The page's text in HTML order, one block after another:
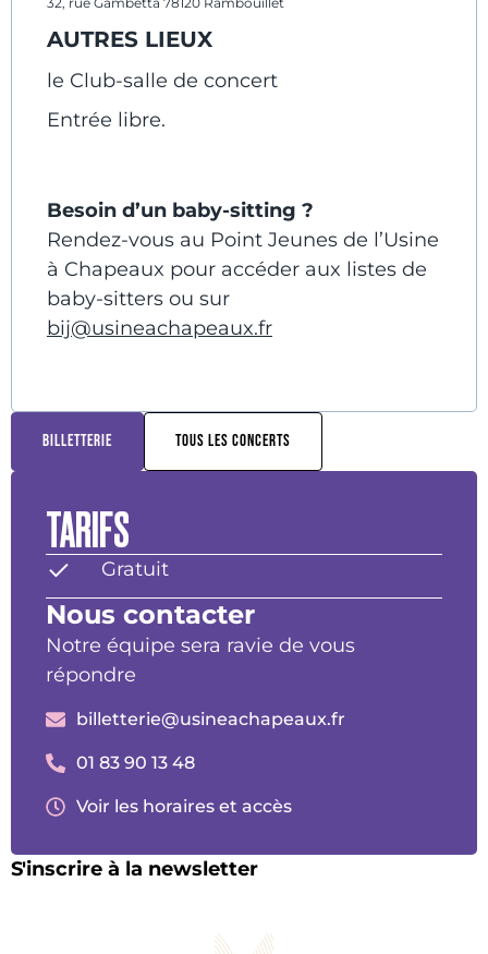
AUTRES LIEUX
le Club-salle de concert
Entrée libre.
Besoin d’un baby-sitting ?
Rendez-vous au Point Jeunes de l’Usine
à Chapeaux pour accéder aux listes de
baby-sitters ou sur
bij@usineachapeaux.fr
BILLETTERIE TOUS LES CONCERTS
TARIFS
Gratuit
Nous contacter
Notre équipe sera ravie de vous
répondre
billetterie@usineachapeaux.fr
01 83 90 13 48
Voir les horaires et accès
S'inscrire à la newsletter